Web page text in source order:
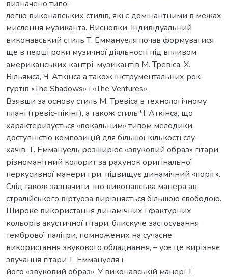
визначено типо-
логію виконавських стилів, які є домінантними в межах
мислення музиканта. Висновки. Індивідуальний
виконавський стиль Т. Еммануеля почав формуватися
ще в перші роки музичної діяльності під впливом
американських кантрі-музикантів М. Тревіса, Х.
Вільямса, Ч. Аткінса а також інструментальних рок-
гуртів «The Shadows» і «The Ventures».
Взявши за основу стиль М. Тревіса в технологічному
плані (тревіс-пікінг), а також стиль Ч. Аткінса, що
характеризується «вокальним» типом мелодики,
доступністю композицій для більшої кількості слу-
хачів, Т. Еммануель розширює «звуковий образ» гітари,
різноманітний колорит за рахунок оригінальної
перкусивної манери гри, підвищує динамічний «поріг».
Слід також зазначити, що виконавська манера ав
стралійського віртуоза вирізняється більшою свободою.
Широке використання динамічних і фактурних
кольорів акустичної гітари, блискуче застосування
тембрової палітри, помножених на сучасне
використання звукового обладнання, – усе це вирізняє
звучання гітари Т. Еммануеля і
його «звуковий образ». У виконавській манері Т.